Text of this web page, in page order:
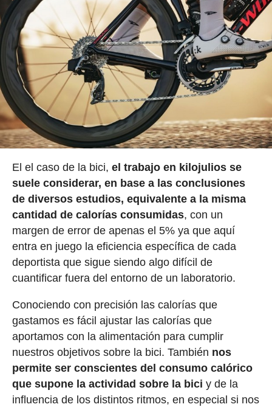
El el caso de la bici, el trabajo en kilojulios se
suele considerar, en base a las conclusiones
de diversos estudios, equivalente a la misma
cantidad de calorías consumidas, con un
margen de error de apenas el 5% ya que aquí
entra en juego la eficiencia específica de cada
deportista que sigue siendo algo difícil de
cuantificar fuera del entorno de un laboratorio.
Conociendo con precisión las calorías que
gastamos es fácil ajustar las calorías que
aportamos con la alimentación para cumplir
nuestros objetivos sobre la bici. También nos
permite ser conscientes del consumo calórico
que supone la actividad sobre la bici y de la
influencia de los distintos ritmos, en especial si nos